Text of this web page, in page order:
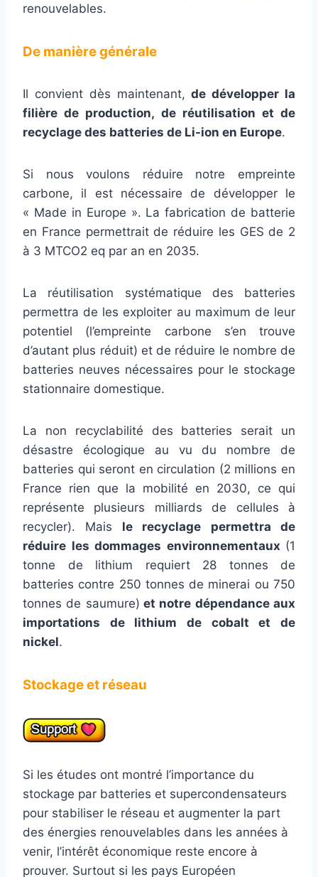
renouvelables.
De manière générale
Il convient dès maintenant,de développer la
filière de production, de réutilisation et de
recyclage des batteries de Li-ion en Europe.
Si nous voulons réduire notre empreinte
carbone, il est nécessaire de développer le
« Made in Europe ». La fabrication de batterie
en France permettrait de réduire les GES de 2
à 3 MTCO2 eq par an en 2035.
La réutilisation systématique des batteries
permettra de les exploiter au maximum de leur
potentiel (l’empreinte carbone s’en trouve
d’autant plus réduit) et de réduire le nombre de
batteries neuves nécessaires pour le stockage
stationnaire domestique.
La non recyclabilité des batteries serait un
désastre écologique au vu du nombre de
batteries qui seront en circulation (2 millions en
France rien que la mobilité en 2030, ce qui
représente plusieurs milliards de cellules à
recycler). Mais le recyclage permettra de
réduire les dommages environnementaux (1
tonne de lithium requiert 28 tonnes de
batteries contre 250 tonnes de minerai ou 750
tonnes de saumure) et notre dépendance aux
importations de lithium de cobalt et de
nickel.
Stockage et réseau
Si les études ont montré l’importance du
stockage par batteries et supercondensateurs
pour stabiliser le réseau et augmenter la part
des énergies renouvelables dans les années à
venir, l’intérêt économique reste encore à
prouver. Surtout si les pays Européen